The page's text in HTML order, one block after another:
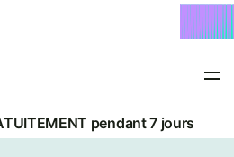
pendant 7 jours